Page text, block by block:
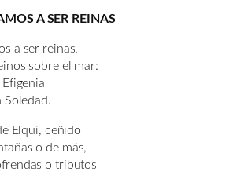
A SER REINAS
a ser reinas,
sobre el mar:
Soledad.
Elqui, ceñido
o de más,
o tributos